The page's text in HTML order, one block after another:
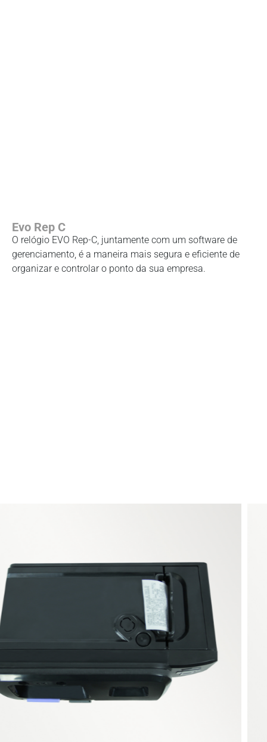
Evo Rep C
O relógio EVO Rep-C, juntamente com um software de
gerenciamento, é a maneira mais segura e eficiente de
organizar e controlar o ponto da sua empresa.